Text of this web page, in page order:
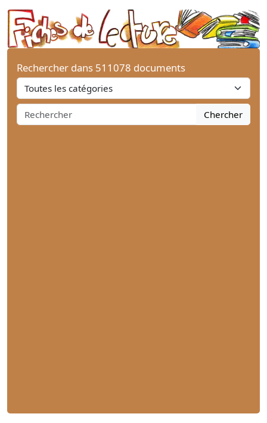
Rechercher dans 511078 documents
Chercher